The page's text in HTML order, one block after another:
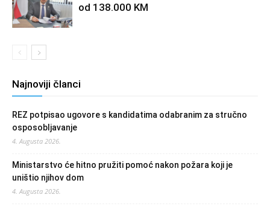
od 138.000 KM
Najnoviji članci
REZ potpisao ugovore s kandidatima odabranim za stručno
osposobljavanje
4. Augusta 2026.
Ministarstvo će hitno pružiti pomoć nakon požara koji je
uništio njihov dom
4. Augusta 2026.